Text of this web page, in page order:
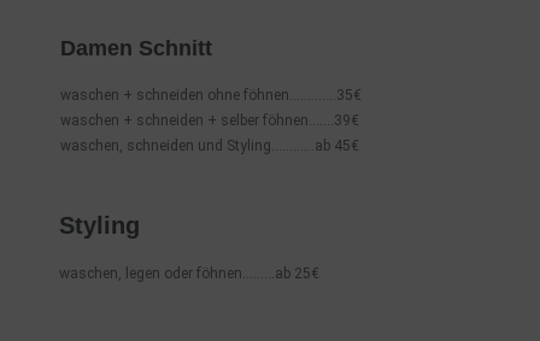
Damen Schnitt
waschen + schneiden ohne föhnen………….35€
waschen + schneiden + selber föhnen…….39€
waschen, schneiden und Styling…………ab 45€
Styling
waschen, legen oder föhnen………ab 25€